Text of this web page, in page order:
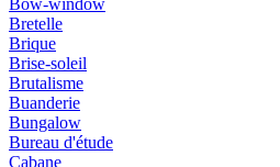
Bow-window
Bretelle
Brique
Brise-soleil
Brutalisme
Buanderie
Bungalow
Bureau d'étude
Cabane